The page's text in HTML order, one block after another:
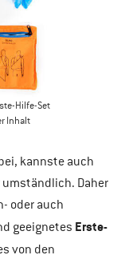
Hilfe-Set
Inhalt
kannste auch
Daher
oder auch
geeignetes Erste-
von den